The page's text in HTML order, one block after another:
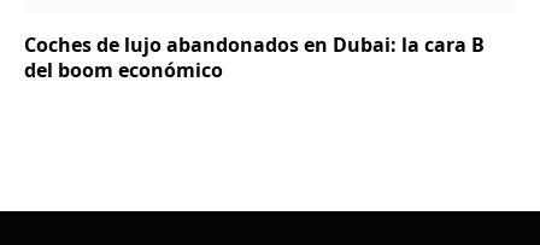
Coches de lujo abandonados en Dubai: la cara B
del boom económico